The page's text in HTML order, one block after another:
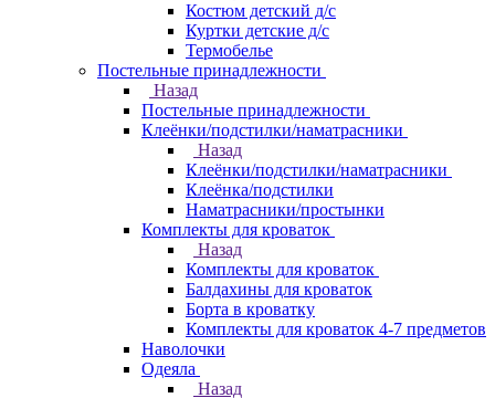
Костюм детский д/с
Куртки детские д/с
Термобелье
Постельные принадлежности
Назад
Постельные принадлежности
Клеёнки/подстилки/наматрасники
Назад
Клеёнки/подстилки/наматрасники
Клеёнка/подстилки
Наматрасники/простынки
Комплекты для кроваток
Назад
Комплекты для кроваток
Балдахины для кроваток
Борта в кроватку
Комплекты для кроваток 4-7 предметов
Наволочки
Одеяла
Назад